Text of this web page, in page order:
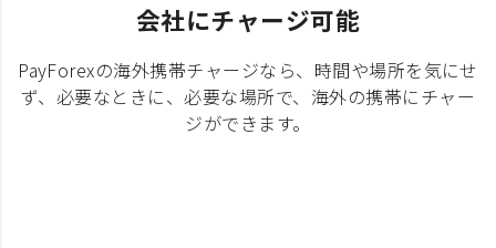
会社にチャージ可能
PayForexの海外携帯チャージなら、時間や場所を気にせ
ず、必要なときに、必要な場所で、海外の携帯にチャー
ジができます。